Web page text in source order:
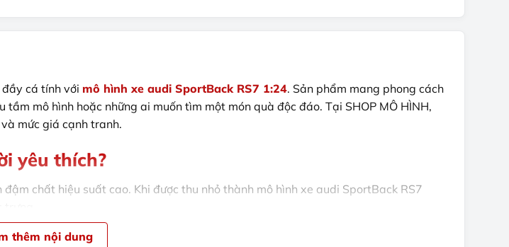
cá tính với mô hình xe audi SportBack RS7 1:24. Sản phẩm mang phong cách
mô hình hoặc những ai muốn tìm một món quà độc đáo. Tại SHOP MÔ HÌNH,
mức giá cạnh tranh.
yêu thích?
chất hiệu suất cao. Khi được thu nhỏ thành mô hình xe audi SportBack RS7
mô hình khác như Lamborghini, BMW, Mercedes, Porsche hoặc các dòng siêu xe
thêm nội dung